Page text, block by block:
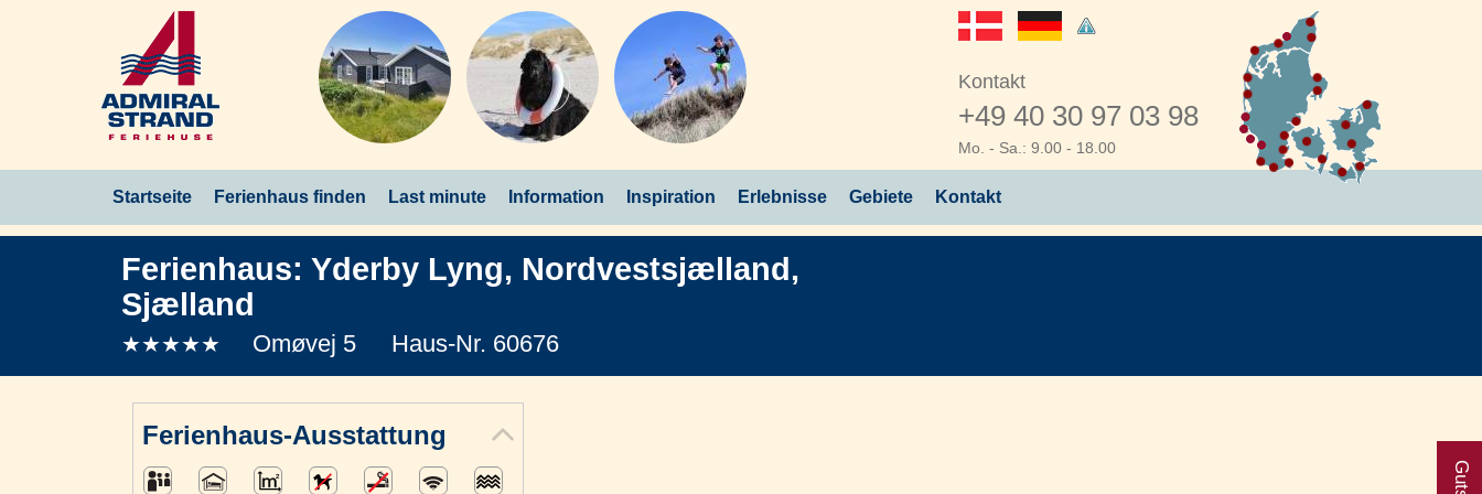
Kontakt
+49 40 30 97 03 98
Mo. - Sa.: 9.00 - 18.00
Startseite Ferienhaus finden Last minute Information Inspiration Erlebnisse Gebiete Kontakt
Ferienhaus: Yderby Lyng, Nordvestsjælland,
Sjælland
★★★★★ Omøvej 5 Haus-Nr. 60676
Ferienhaus-Ausstattung